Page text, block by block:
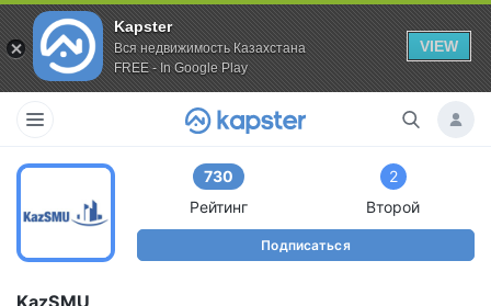
Kapster
Вся недвижимость Казахстана
FREE - In Google Play
VIEW
730
Рейтинг
2
Второй
Подписаться
KazSMU